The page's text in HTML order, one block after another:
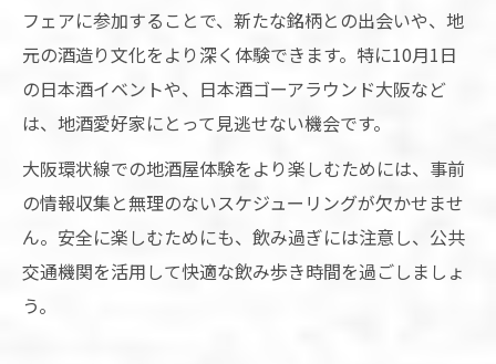
フェアに参加することで、新たな銘柄との出会いや、地
元の酒造り文化をより深く体験できます。特に10月1日
の日本酒イベントや、日本酒ゴーアラウンド大阪など
は、地酒愛好家にとって見逃せない機会です。
大阪環状線での地酒屋体験をより楽しむためには、事前
の情報収集と無理のないスケジューリングが欠かせませ
ん。安全に楽しむためにも、飲み過ぎには注意し、公共
交通機関を活用して快適な飲み歩き時間を過ごしましょ
う。